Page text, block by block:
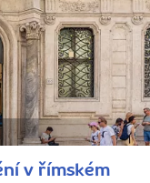
v římském